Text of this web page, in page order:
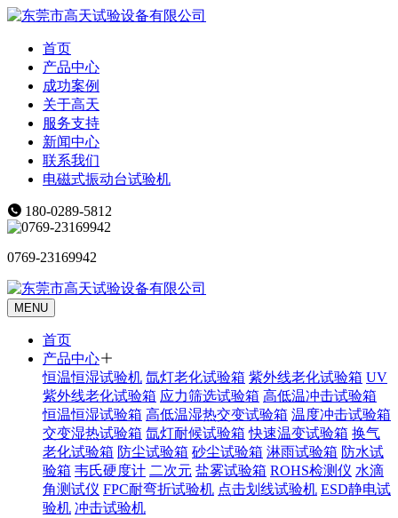
首页
产品中心
成功案例
关于高天
服务支持
新闻中心
联系我们
电磁式振动台试验机
180-0289-5812
0769-23169942
MENU
首页
产品中心
恒温恒湿试验机 氙灯老化试验箱 紫外线老化试验箱 UV
紫外线老化试验箱 应力筛选试验箱 高低温冲击试验箱
恒温恒湿试验箱 高低温湿热交变试验箱 温度冲击试验箱
交变湿热试验箱 氙灯耐候试验箱 快速温变试验箱 换气
老化试验箱 防尘试验箱 砂尘试验箱 淋雨试验箱 防水试
验箱 韦氏硬度计 二次元 盐雾试验箱 ROHS检测仪 水滴
角测试仪 FPC耐弯折试验机 点击划线试验机 ESD静电试
验机 冲击试验机